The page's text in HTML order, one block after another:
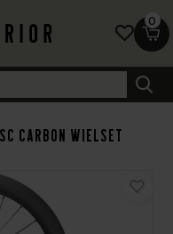
0
Carbon Wielset